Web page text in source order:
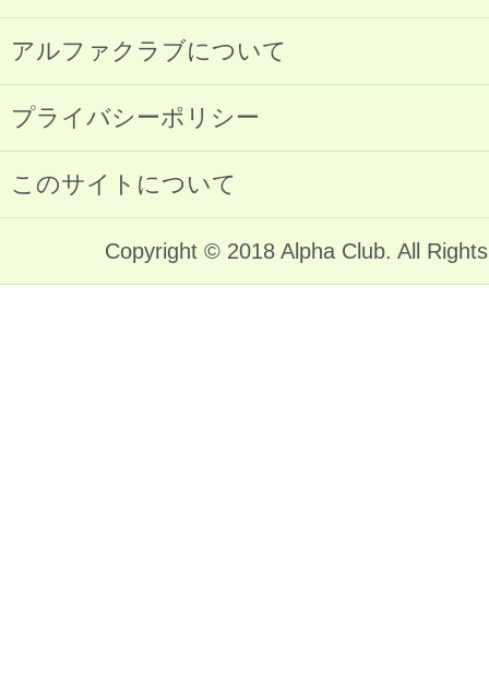
アルファクラブについて
プライバシーポリシー
このサイトについて
Copyright © 2018 Alpha Club. All